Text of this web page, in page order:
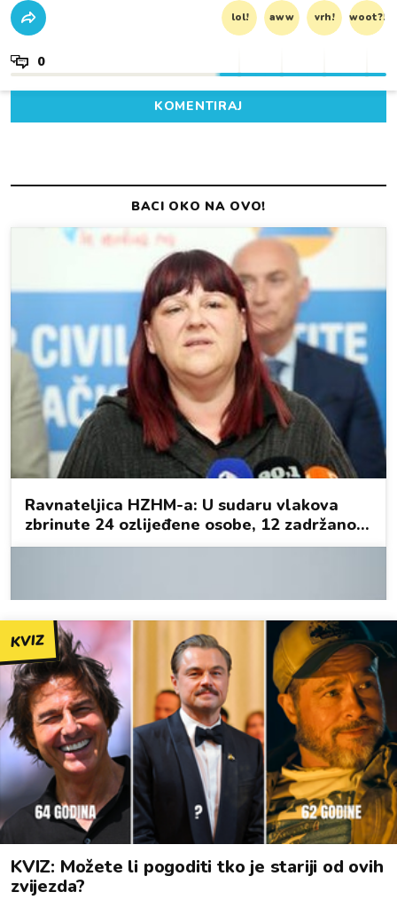
lol! aww vrh! woot?!
0
KOMENTIRAJ
KVIZ
KVIZ: Možete li pogoditi tko je stariji od ovih
zvijezda?